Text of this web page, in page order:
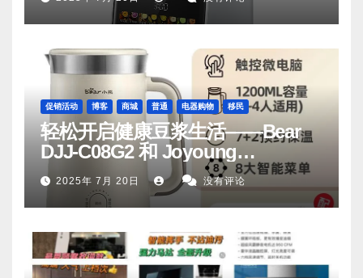
促销活动 博客 商城 普通 电器购物 移民
轻松开启健康豆浆生活——Bear
DJJ‑C08G2 和 Joyoung
DJ06M‑D53，你值得拥有
2025年 7月 20日 没有评论